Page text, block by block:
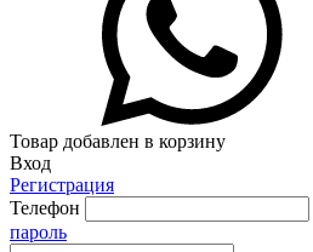
Товар добавлен в корзину
Вход
Регистрация
Телефон
пароль